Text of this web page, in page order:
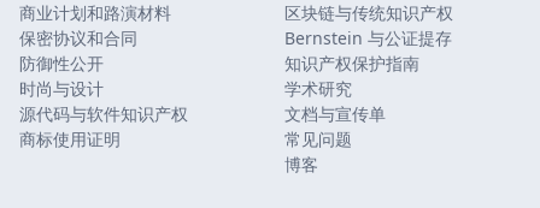
商业计划和路演材料
保密协议和合同
防御性公开
时尚与设计
源代码与软件知识产权
商标使用证明
区块链与传统知识产权
Bernstein 与公证提存
知识产权保护指南
学术研究
文档与宣传单
常见问题
博客